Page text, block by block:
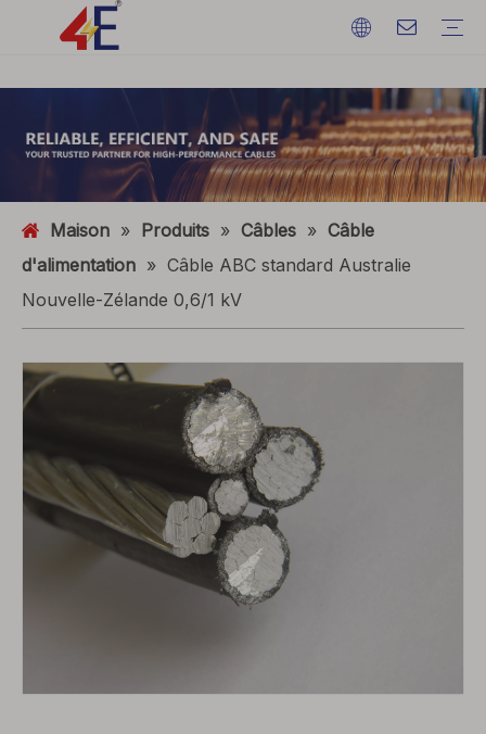
Maison » Produits » Câbles » Câble
d'alimentation » Câble ABC standard Australie
Nouvelle-Zélande 0,6/1 kV